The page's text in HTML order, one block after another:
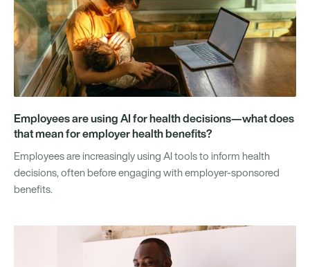
Employees are using AI for health decisions—what does
that mean for employer health benefits?
Employees are increasingly using AI tools to inform health
decisions, often before engaging with employer-sponsored
benefits.